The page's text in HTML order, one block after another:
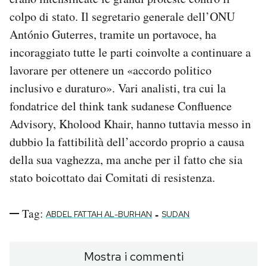
colpo di stato. Il segretario generale dell’ONU
António Guterres, tramite un portavoce, ha
incoraggiato tutte le parti coinvolte a continuare a
lavorare per ottenere un «accordo politico
inclusivo e duraturo». Vari analisti, tra cui la
fondatrice del think tank sudanese Confluence
Advisory, Kholood Khair, hanno tuttavia messo in
dubbio la fattibilità dell’accordo proprio a causa
della sua vaghezza, ma anche per il fatto che sia
stato boicottato dai Comitati di resistenza.
Tag: ABDEL FATTAH AL-BURHAN - SUDAN
Mostra i commenti